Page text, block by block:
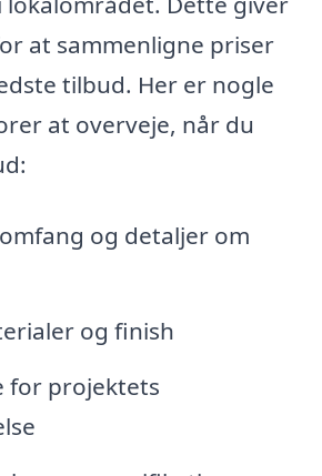
at sammenligne priser
tilbud. Her er nogle
at overveje, når du
og detaljer om
og finish
for projektets